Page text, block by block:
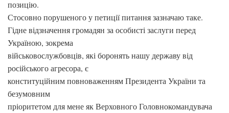
позицію.
Стосовно порушеного у петиції питання зазначаю таке.
Гідне відзначення громадян за особисті заслуги перед
Україною, зокрема
військовослужбовців, які боронять нашу державу від
російського агресора, є
конституційним повноваженням Президента України та
безумовним
пріоритетом для мене як Верховного Головнокомандувача